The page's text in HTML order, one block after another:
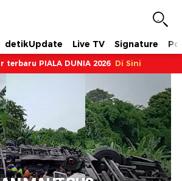
detikUpdate Live TV Signature
terbaru PIALA DUNIA 2026 Di Sini